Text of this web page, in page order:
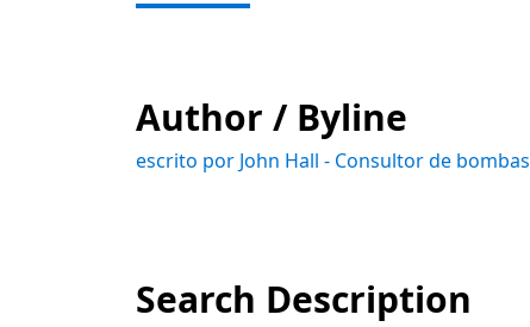
Author / Byline
escrito por John Hall - Consultor de bombas
Search Description